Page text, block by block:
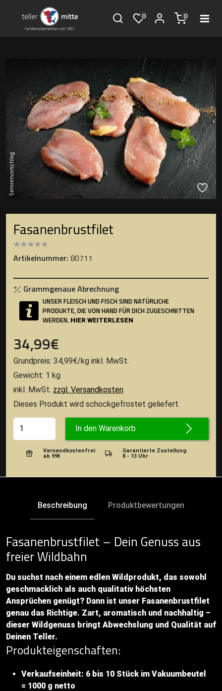
0 0
Serviervorschlag
Fasanenbrustfilet
Artikelnummer: 80711
Grammgenaue Abrechnung
UNSER FLEISCH UND FISCH SIND NATÜRLICHE
PRODUKTE, DIE VON HAND FÜR DICH ZUGESCHNITTEN
WERDEN. HIER WEITERLESEN
34,99€
Grundpreis: 34,99€/kg inkl. MwSt.
Gewicht: 1 kg
inkl. MwSt. zzgl. Versandkosten
Dieses Produkt wird schockgefrostet geliefert.
In den Warenkorb
Versandkostenfrei
ab 99€
Garantierte Zustellung
8 - 13 Uhr
Beschreibung Produktbewertungen
Fasanenbrustfilet – Dein Genuss aus
freier Wildbahn
Du suchst nach einem edlen Wildprodukt, das sowohl
geschmacklich als auch qualitativ höchsten
Ansprüchen genügt? Dann ist unser Fasanenbrustfilet
genau das Richtige. Zart, aromatisch und nachhaltig –
dieser Wildgenuss bringt Abwechslung und Qualität auf
Deinen Teller.
Produkteigenschaften:
Verkaufseinheit: 6 bis 10 Stück im Vakuumbeutel
= 1000 g netto